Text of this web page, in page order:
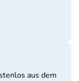
aus dem